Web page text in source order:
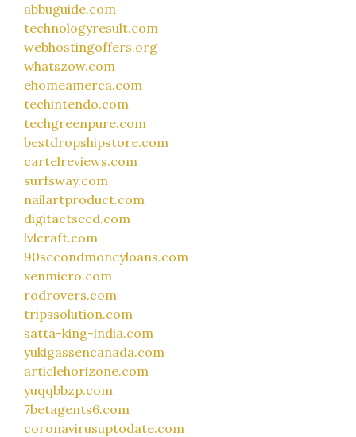
abbuguide.com
technologyresult.com
webhostingoffers.org
whatszow.com
ehomeamerca.com
techintendo.com
techgreenpure.com
bestdropshipstore.com
cartelreviews.com
surfsway.com
nailartproduct.com
digitactseed.com
lvlcraft.com
90secondmoneyloans.com
xenmicro.com
rodrovers.com
tripssolution.com
satta-king-india.com
yukigassencanada.com
articlehorizone.com
yuqqbbzp.com
7betagents6.com
coronavirusuptodate.com